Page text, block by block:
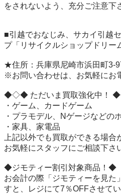
をされないよう、充分ご注意下
■引越でおなじみ、サカイ引越
プ「リサイクルショップドリー
★住所：兵庫県尼崎市浜田町3-
※お問い合わせは、お気軽にお
◆◇◆ ただいま買取強化中！
・ゲーム、カードゲーム
・プラモデル、Nゲージなどの
・家具、家電品
上記以外でも買取ができる場合
お気軽にスタッフにご相談下さ
◆ジモティー割引対象商品！◆
お会計の際「ジモティーを見た
すと、レジにて7％OFFさせてい